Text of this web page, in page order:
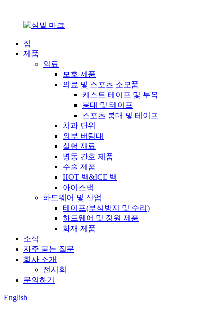
집
제품
의료
보호 제품
의료 및 스포츠 소모품
캐스트 테이프 및 부목
붕대 및 테이프
스포츠 붕대 및 테이프
치과 단위
외부 버팀대
실험 재료
병동 간호 제품
수술 제품
HOT 백&ICE 백
아이스팩
하드웨어 및 산업
테이프(부식방지 및 수리)
하드웨어 및 정원 제품
화재 제품
소식
자주 묻는 질문
회사 소개
전시회
문의하기
English